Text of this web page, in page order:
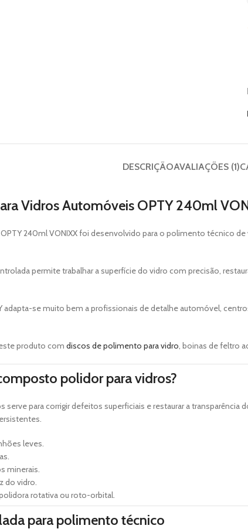
DESCRIÇÃOAVALIAÇÕES (1)
Vidros Automóveis OPTY 240ml
OPTY 240ml VONIXX foi desenvolvido para o polimento técnico
permite trabalhar a superfície do vidro com precisão,
adapta-se muito bem a profissionais de detalhe automóvel,
produto com discos de polimento para vidro, boinas de feltro
polidor para vidros?
serve para corrigir defeitos superficiais e restaurar a
leves.
minerais.
do vidro.
rotativa ou roto-orbital.
para polimento técnico